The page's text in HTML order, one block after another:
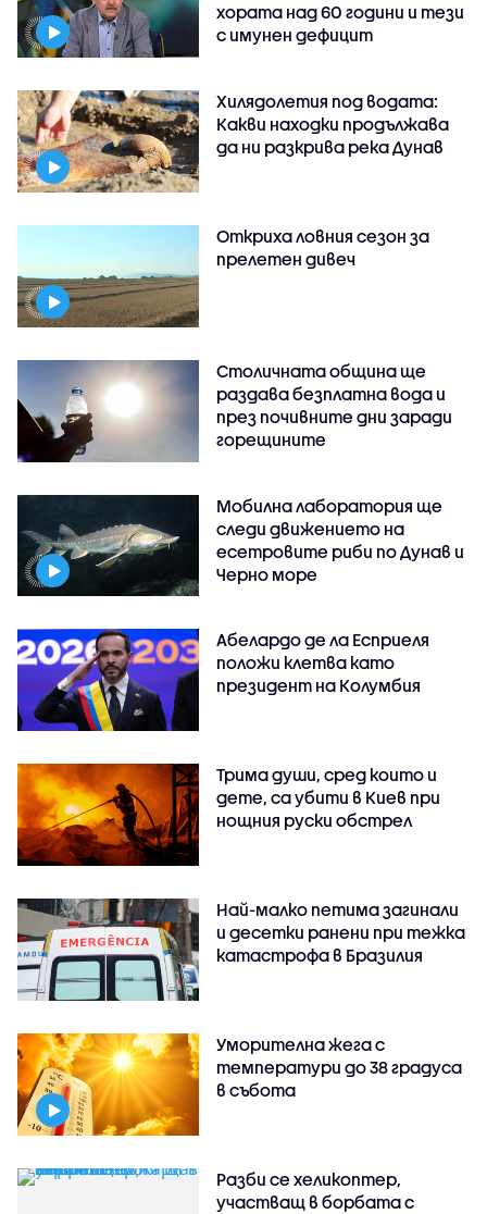
хората над 60 години и тези
с имунен дефицит
Хилядолетия под водата:
Какви находки продължава
да ни разкрива река Дунав
Откриха ловния сезон за
прелетен дивеч
Столичната община ще
раздава безплатна вода и
през почивните дни заради
горещините
Мобилна лаборатория ще
следи движението на
есетровите риби по Дунав и
Черно море
Абелардо де ла Есприеля
положи клетва като
президент на Колумбия
Трима души, сред които и
дете, са убити в Киев при
нощния руски обстрел
Най-малко петима загинали
и десетки ранени при тежка
катастрофа в Бразилия
Уморителна жега с
температури до 38 градуса
в събота
Разби се хеликоптер,
участващ в борбата с